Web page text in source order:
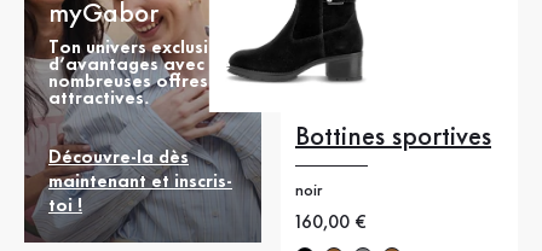
myGabor
Ton univers exclusif
d’avantages avec de
nombreuses offres
attractives.
Découvre-la dès
maintenant et inscris-
toi !
Bottines sportives
noir
Nouveau prix
160,00 €